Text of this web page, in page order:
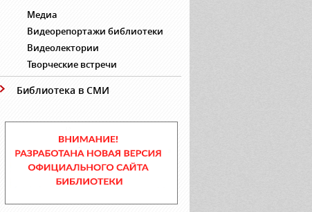
Медиа
Видеорепортажи библиотеки
Видеолектории
Творческие встречи
Библиотека в СМИ